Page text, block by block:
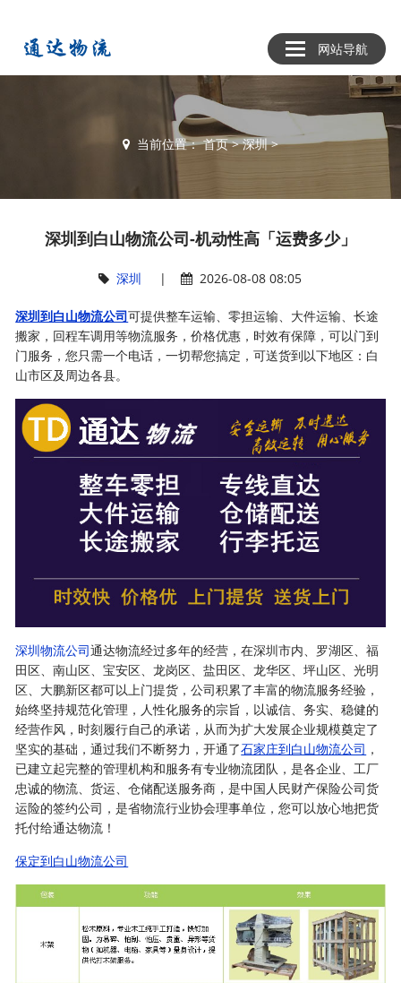
网站导航
当前位置：首页>深圳>
深圳到白山物流公司-机动性高「运费多少」
深圳 | 2026-08-08 08:05
深圳到白山物流公司可提供整车运输、零担运输、大件运输、长途
搬家，回程车调用等物流服务，价格优惠，时效有保障，可以门到
门服务，您只需一个电话，一切帮您搞定，可送货到以下地区：白
山市区及周边各县。
深圳物流公司通达物流经过多年的经营，在深圳市内、罗湖区、福
田区、南山区、宝安区、龙岗区、盐田区、龙华区、坪山区、光明
区、大鹏新区都可以上门提货，公司积累了丰富的物流服务经验，
始终坚持规范化管理，人性化服务的宗旨，以诚信、务实、稳健的
经营作风，时刻履行自己的承诺，从而为扩大发展企业规模奠定了
坚实的基础，通过我们不断努力，开通了石家庄到白山物流公司 ，
已建立起完整的管理机构和服务有专业物流团队，是各企业、工厂
忠诚的物流、货运、仓储配送服务商，是中国人民财产保险公司货
运险的签约公司，是省物流行业协会理事单位，您可以放心地把货
托付给通达物流！
保定到白山物流公司